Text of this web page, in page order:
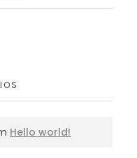
Hello world!